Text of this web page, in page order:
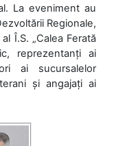
La eveniment au
Regionale,
Î.S. „Calea Ferată
reprezentanți ai
ai sucursalelor
și angajați ai